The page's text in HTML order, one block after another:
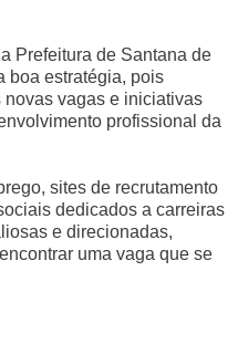
Prefeitura de Santana de
boa estratégia, pois
vagas e iniciativas
profissional da
sites de recrutamento
dedicados a carreiras
e direcionadas,
uma vaga que se